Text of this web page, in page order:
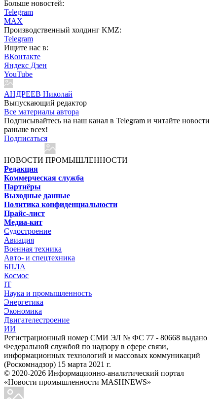
Больше новостей:
Telegram
MAX
Производственный холдинг KMZ:
Telegram
Ищите нас в:
ВКонтакте
Яндекс Дзен
YouTube
АНДРЕЕВ Николай
Выпускающий редактор
Все материалы автора
Подписывайтесь на наш канал в Telegram и читайте новости
раньше всех!
Подписаться
НОВОСТИ ПРОМЫШЛЕННОСТИ
Редакция
Коммерческая служба
Партнёры
Выходные данные
Политика конфиденциальности
Прайс-лист
Медиа-кит
Судостроение
Авиация
Военная техника
Авто- и спецтехника
БПЛА
Космос
IT
Наука и промышленность
Энергетика
Экономика
Двигателестроение
ИИ
Регистрационный номер СМИ ЭЛ № ФС 77 - 80668 выдано
Федеральной службой по надзору в сфере связи,
информационных технологий и массовых коммуникаций
(Роскомнадзор) 15 марта 2021 г.
© 2020-2026 Информационно-аналитический портал
«Новости промышленности MASHNEWS»